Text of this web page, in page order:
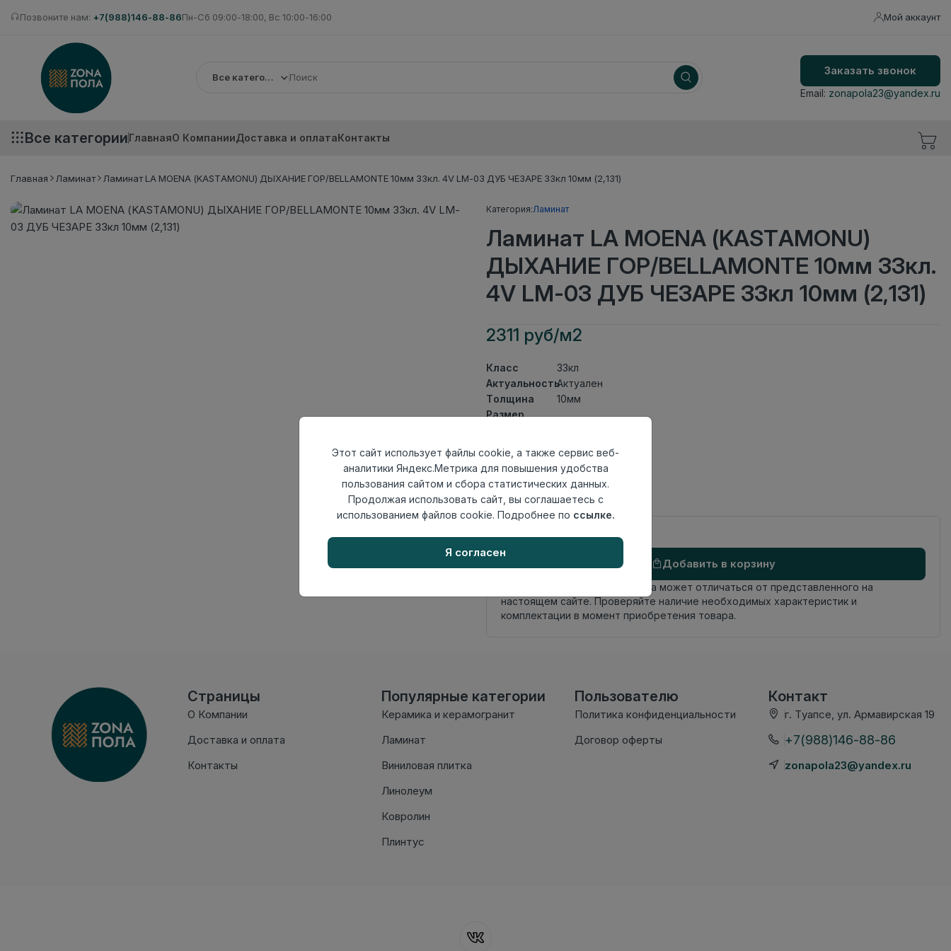
Позвоните нам: +7(988)146-88-86Пн-Сб 09:00-18:00, Вс 10:00-16:00 Мой аккаунт
Все категории
Заказать звонок
Email: zonapola23@yandex.ru
Все категорииГлавнаяО КомпанииДоставка и оплатаКонтакты
Главная Ламинат Ламинат LA MOENA (KASTAMONU) ДЫХАНИЕ ГОР/BELLAMONTE 10мм 33кл. 4V LM-03 ДУБ ЧЕЗАРЕ 33кл 10мм (2,131)
Категория:Ламинат
Ламинат LA MOENA (KASTAMONU)
ДЫХАНИЕ ГОР/BELLAMONTE 10мм 33кл.
4V LM-03 ДУБ ЧЕЗАРЕ 33кл 10мм (2,131)
2311 руб/м2
Класс
33кл
АктуальностьАктуален
Толщина
10мм
Размер
Фаска
Замок
UniClick
происхождения
Россия
Осталось33 упак
Добавить в корзину
Внимание! Внешний вид товара может отличаться от представленного на
настоящем сайте. Проверяйте наличие необходимых характеристик и
комплектации в момент приобретения товара.
Страницы
О Компании
Доставка и оплата
Контакты
Популярные категории
Керамика и керамогранит
Ламинат
Виниловая плитка
Линолеум
Ковролин
Плинтус
Пользователю
Политика конфиденциальности
Договор оферты
Контакт
г. Туапсе, ул. Армавирская 19
+7(988)146-88-86
zonapola23@yandex.ru
Этот сайт использует файлы cookie, а также сервис веб-
аналитики Яндекс.Метрика для повышения удобства
пользования сайтом и сбора статистических данных.
Продолжая использовать сайт, вы соглашаетесь с
использованием файлов cookie. Подробнее по ссылке.
Я согласен